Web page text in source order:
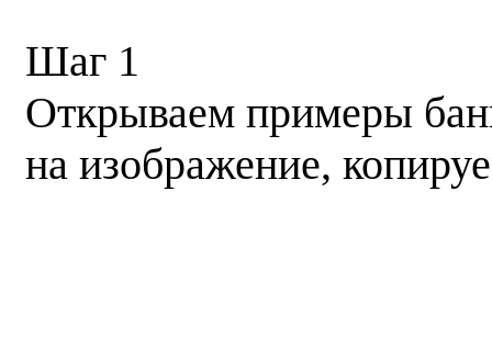
Шаг 1
Открываем примеры
на изображение,